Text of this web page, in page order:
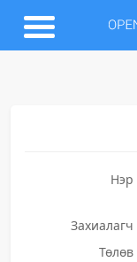
Нэр
Захиалагч
Төлөв